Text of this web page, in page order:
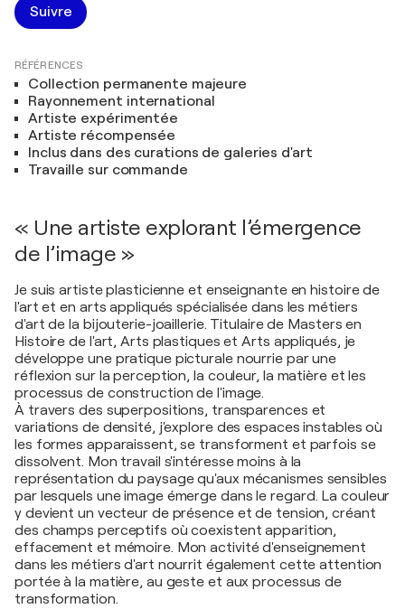
Suivre
RÉFÉRENCES
Collection permanente majeure
Rayonnement international
Artiste expérimentée
Artiste récompensée
Inclus dans des curations de galeries d'art
Travaille sur commande
« Une artiste explorant l’émergence
de l’image »
Je suis artiste plasticienne et enseignante en histoire de
l'art et en arts appliqués spécialisée dans les métiers
d'art de la bijouterie-joaillerie. Titulaire de Masters en
Histoire de l'art, Arts plastiques et Arts appliqués, je
développe une pratique picturale nourrie par une
réflexion sur la perception, la couleur, la matière et les
processus de construction de l'image.
À travers des superpositions, transparences et
variations de densité, j'explore des espaces instables où
les formes apparaissent, se transforment et parfois se
dissolvent. Mon travail s'intéresse moins à la
représentation du paysage qu'aux mécanismes sensibles
par lesquels une image émerge dans le regard. La couleur
y devient un vecteur de présence et de tension, créant
des champs perceptifs où coexistent apparition,
effacement et mémoire. Mon activité d'enseignement
dans les métiers d'art nourrit également cette attention
portée à la matière, au geste et aux processus de
transformation.